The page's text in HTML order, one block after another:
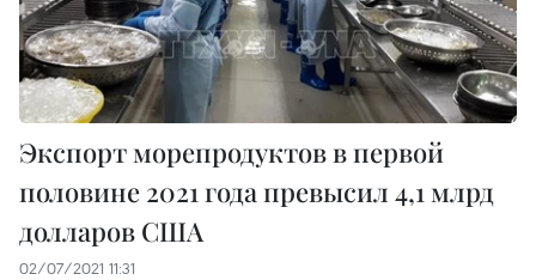
Экспорт морепродуктов в первой
половине 2021 года превысил 4,1 млрд
долларов США
02/07/2021 11:31